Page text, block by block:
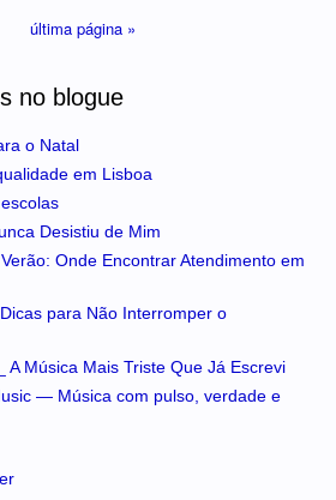
última página »
no blogue
o Natal
em Lisboa
Desistiu de Mim
Onde Encontrar Atendimento em
para Não Interromper o
A Música Mais Triste Que Já Escrevi
— Música com pulso, verdade e